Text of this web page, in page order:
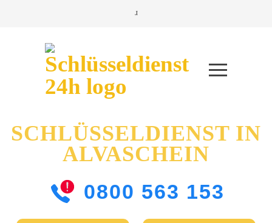
SCHLÜSSELDIENST IN
ALVASCHEIN
0800 563 153